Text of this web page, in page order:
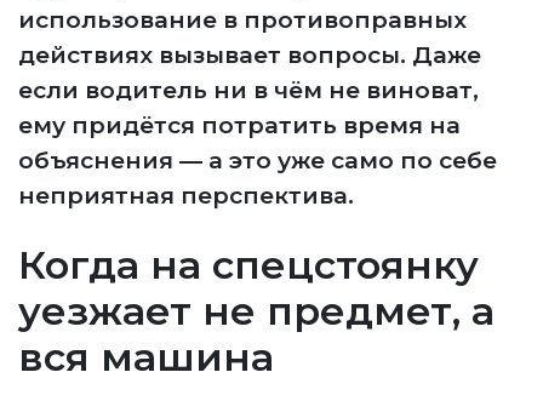
использование в противоправных
действиях вызывает вопросы. Даже
если водитель ни в чём не виноват,
ему придётся потратить время на
объяснения — а это уже само по себе
неприятная перспектива.
Когда на спецстоянку
уезжает не предмет, а
вся машина